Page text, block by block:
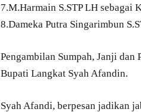
7.M.Harmain S.STP LH sebagai
8.Dameka Putra Singarimbun
Pengambilan Sumpah, Janji dan
Bupati Langkat Syah Afandin.
Syah Afandi, berpesan jadikan